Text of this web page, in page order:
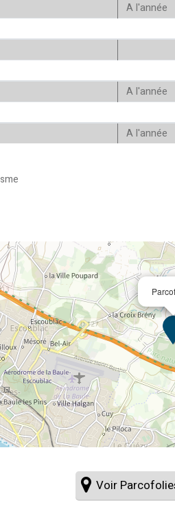
A l'année
A l'année
A l'année
Voir